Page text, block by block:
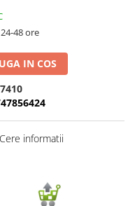
24-48 ore
IN COS
informatii